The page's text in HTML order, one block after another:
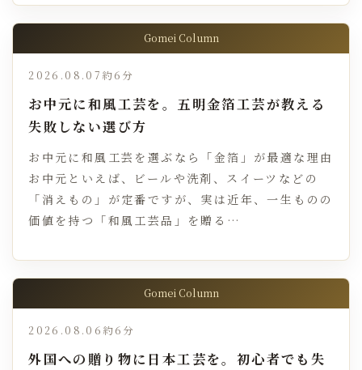
Gomei Column
2026.08.07 約6分
お中元に和風工芸を。五明金箔工芸が教える
失敗しない選び方
お中元に和風工芸を選ぶなら「金箔」が最適な理由
お中元といえば、ビールや洗剤、スイーツなどの
「消えもの」が定番ですが、実は近年、一生ものの
価値を持つ「和風工芸品」を贈る…
Gomei Column
2026.08.06 約6分
外国への贈り物に日本工芸を。初心者でも失